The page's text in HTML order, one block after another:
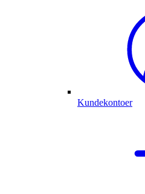
Kundekontoer